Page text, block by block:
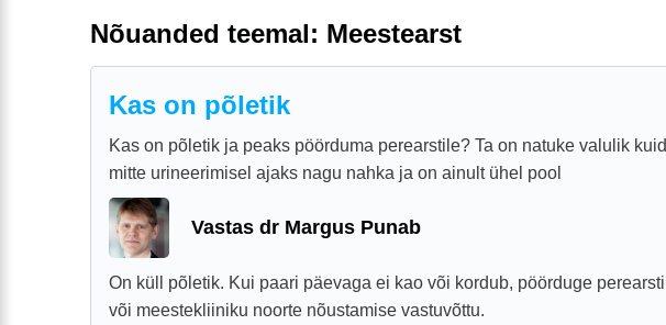
Nõuanded teemal: Meestearst
Kas on põletik
Kas on põletik ja peaks pöörduma perearstile? Ta on natuke valulik kuid
mitte urineerimisel ajaks nagu nahka ja on ainult ühel pool
Vastas dr Margus Punab
On küll põletik. Kui paari päevaga ei kao või kordub, pöörduge perearsti
või meestekliiniku noorte nõustamise vastuvõttu.